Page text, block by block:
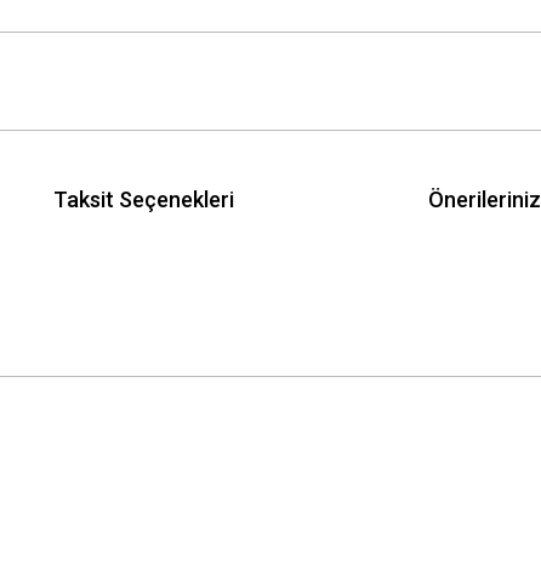
Taksit Seçenekleri Önerileriniz